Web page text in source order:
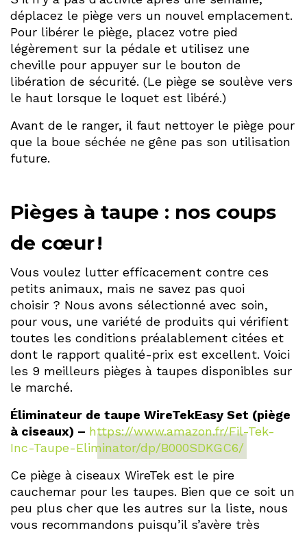
déplacez le piège vers un nouvel emplacement.
Pour libérer le piège, placez votre pied
légèrement sur la pédale et utilisez une
cheville pour appuyer sur le bouton de
libération de sécurité. (Le piège se soulève vers
le haut lorsque le loquet est libéré.)
Avant de le ranger, il faut nettoyer le piège pour
que la boue séchée ne gêne pas son utilisation
future.
Pièges à taupe : nos coups
de cœur !
Vous voulez lutter efficacement contre ces
petits animaux, mais ne savez pas quoi
choisir ? Nous avons sélectionné avec soin,
pour vous, une variété de produits qui vérifient
toutes les conditions préalablement citées et
dont le rapport qualité-prix est excellent. Voici
les 9 meilleurs pièges à taupes disponibles sur
le marché.
Éliminateur de taupe WireTekEasy Set (piège
à ciseaux) – https://www.amazon.fr/Fil-Tek-
Inc-Taupe-Eliminator/dp/B000SDKGC6/
Ce piège à ciseaux WireTek est le pire
cauchemar pour les taupes. Bien que ce soit un
peu plus cher que les autres sur la liste, nous
vous recommandons puisqu’il s’avère très